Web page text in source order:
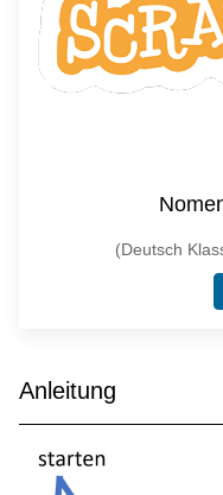
(Deutsch
Anleitung